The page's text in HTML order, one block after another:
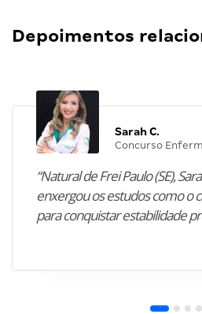
Depoimentos
Sarah C.
Concurso
“Natural de Frei Paulo (SE),
enxergou os estudos como o
para conquistar estabilidade